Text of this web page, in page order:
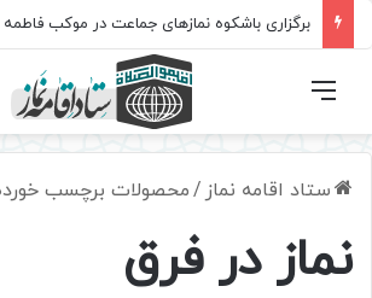
برگزاری باشکوه نمازهای جماعت در موکب فاطمه
فهرست
ستاد اقامه نماز /محصولات برچسب
نماز در فرق